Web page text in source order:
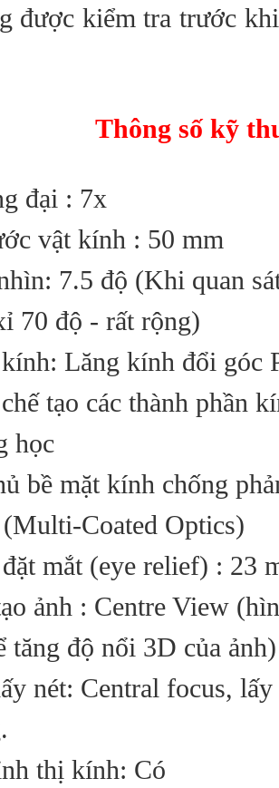
được kiểm tra trước
Thông số kỹ
đại : 7x
vật kính : 50 mm
7.5 độ (Khi quan
70 độ - rất rộng)
Lăng kính đổi góc
tạo các thành phần
học
bề mặt kính chống
Coated Optics)
mắt (eye relief) : 23
ảnh : Centre View
tăng độ nổi 3D của ảnh)
nét: Central focus,
thị kính: Có